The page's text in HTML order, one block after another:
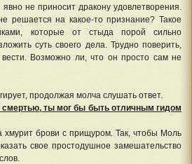
не приносит дракону удовлетворения.
решается на какое-то признание? Такое
которые от стыда порой сильно
суть своего дела. Трудно поверить,
Возможно ли, что он просто сам не
продолжая молча слушать ответ.
смертью, ты мог бы быть отличным гидом
хмурит брови с прищуром. Так, чтобы Моль
свое простодушное замешательство